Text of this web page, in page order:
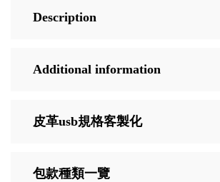
Description
Additional information
皮革usb規格客製化
包款種類一覽